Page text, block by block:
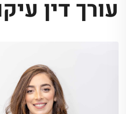
עורך דין